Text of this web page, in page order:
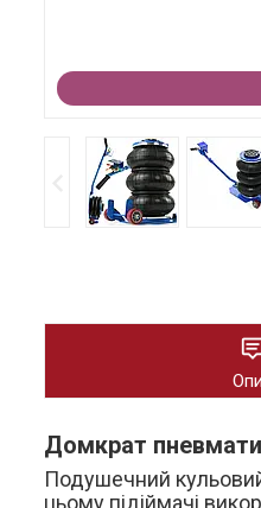
Домкрат
Подушечний
цьому підіймачі